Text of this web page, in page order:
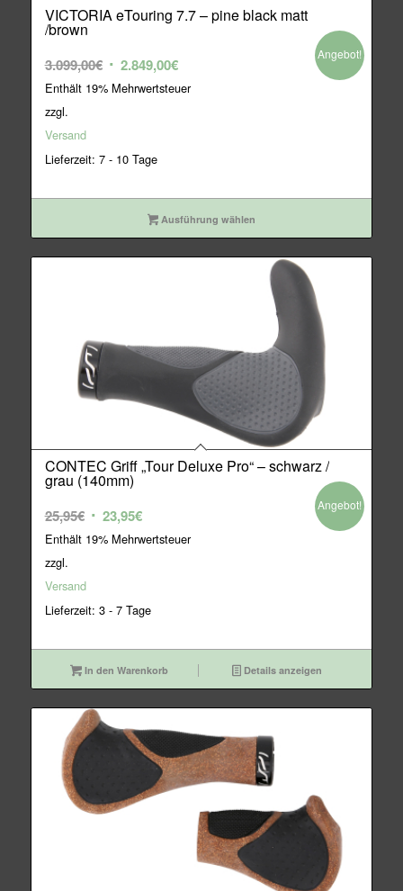
VICTORIA eTouring 7.7 – pine black matt
/brown
3.099,00€ Ursprünglicher
Preis
2.849,00€Aktueller
Preis
Enthält 19% Mehrwertsteuer
zzgl.
Versand
Lieferzeit: 7 - 10 Tage
Angebot!
Ausführung wählen
CONTEC Griff „Tour Deluxe Pro“ – schwarz /
grau (140mm)
25,95€ Ursprünglicher
Preis
23,95€Aktueller
Preis
Enthält 19% Mehrwertsteuer
zzgl.
Versand
Lieferzeit: 3 - 7 Tage
Angebot!
In den Warenkorb Details anzeigen